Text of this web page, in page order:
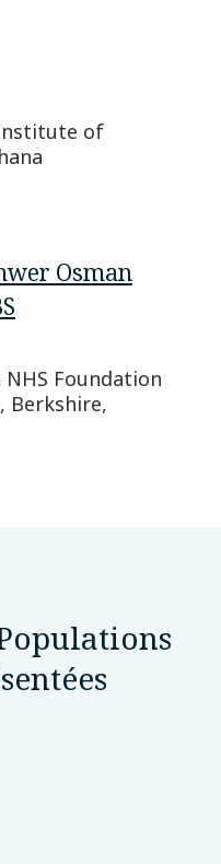
of
Osman
Foundation
Berkshire,